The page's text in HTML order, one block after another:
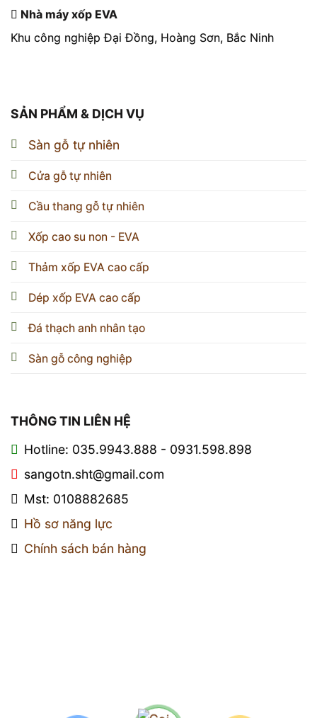
Nhà máy xốp EVA
Khu công nghiệp Đại Đồng, Hoàng Sơn, Bắc Ninh
SẢN PHẨM & DỊCH VỤ
Sàn gỗ tự nhiên
Cửa gỗ tự nhiên
Cầu thang gỗ tự nhiên
Xốp cao su non - EVA
Thảm xốp EVA cao cấp
Dép xốp EVA cao cấp
Đá thạch anh nhân tạo
Sàn gỗ công nghiệp
THÔNG TIN LIÊN HỆ
Hotline: 035.9943.888 - 0931.598.898
sangotn.sht@gmail.com
Mst: 0108882685
Hồ sơ năng lực
Chính sách bán hàng